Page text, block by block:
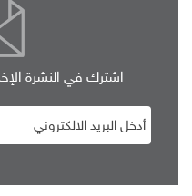
اشترك في النشرة